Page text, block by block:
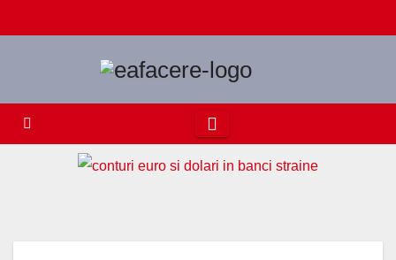
to